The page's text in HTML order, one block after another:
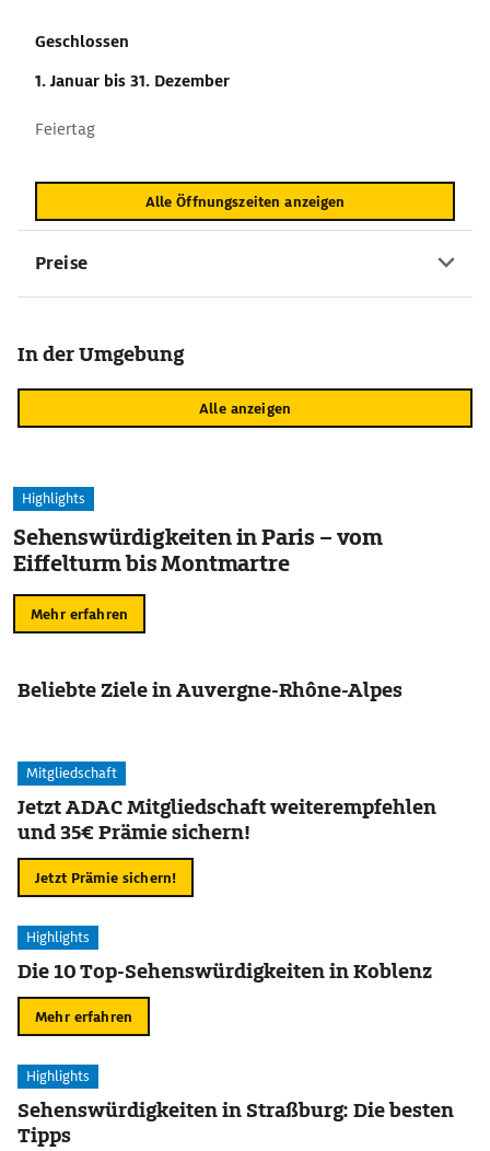
Geschlossen
1. Januar bis 31. Dezember
Feiertag
Alle Öffnungszeiten anzeigen
Preise
In der Umgebung
Alle anzeigen
Highlights
Sehenswürdigkeiten in Paris – vom
Eiffelturm bis Montmartre
Mehr erfahren
Beliebte Ziele in Auvergne-Rhône-Alpes
Mitgliedschaft
Jetzt ADAC Mitgliedschaft weiterempfehlen
und 35€ Prämie sichern!
Jetzt Prämie sichern!
Highlights
Die 10 Top-Sehenswürdigkeiten in Koblenz
Mehr erfahren
Highlights
Sehenswürdigkeiten in Straßburg: Die besten
Tipps